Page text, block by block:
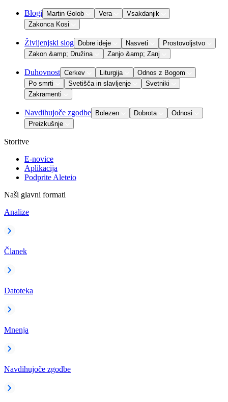
Blogi Martin Golob Vera
Vsakdanjik
Zakonca Kosi
Življenjski slog Dobre ideje Nasveti
Prostovoljstvo
Zakon &amp; Družina
Zanjo &amp; Zanj
Duhovnost Cerkev Liturgija
Odnos z Bogom
Po smrti
Svetišča in slavljenje
Svetniki
Zakramenti
Navdihujoče zgodbe Bolezen Dobrota
Odnosi
Preizkušnje
Storitve
E-novice
Aplikacija
Podprite Aleteio
Naši glavni formati
Analize
Članek
Datoteka
Mnenja
Navdihujoče zgodbe